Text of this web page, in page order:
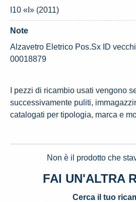
I10 «I» (2011)
Note
Alzavetro Eletrico Pos.Sx ID
00018879
I pezzi di ricambio usati vengono
successivamente puliti,
catalogati per tipologia, marca e
Non è il prodotto che
FAI UN'ALTRA
Cerca il tuo